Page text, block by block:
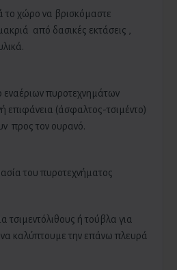
το χώρο να βρισκόμαστε
από δασικές εκτάσεις ,
εναέριων πυροτεχνημάτων
επιφάνεια (άσφαλτος-τσιμέντο)
προς τον ουρανό.
του πυροτεχνήματος
τσιμεντόλιθους ή τούβλα για
να καλύπτουμε την επάνω πλευρά